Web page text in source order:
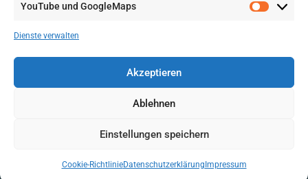
YouTube und GoogleMaps
Dienste verwalten
Akzeptieren
Ablehnen
Einstellungen speichern
Cookie-RichtlinieDatenschutzerklärung Impressum
VERWALTUNG